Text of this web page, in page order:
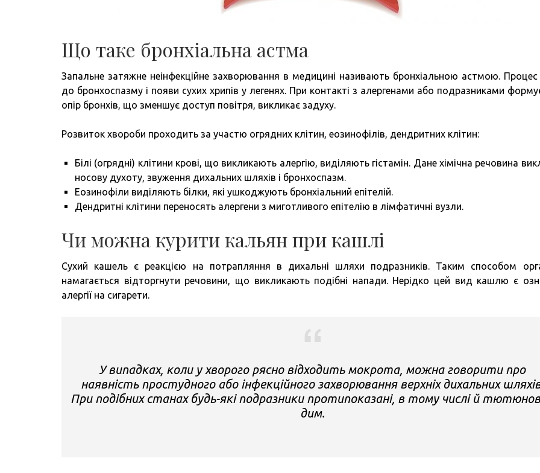
Що таке бронхіальна астма
Запальне затяжне неінфекційне захворювання в медицині називають бронхіальною астмою.
до бронхоспазму і появи сухих хрипів у легенях. При контакті з алергенами або подразниками
опір бронхів, що зменшує доступ повітря, викликає задуху.
Розвиток хвороби проходить за участю огрядних клітин, еозинофілів, дендритних клітин:
Білі (огрядні) клітини крові, що викликають алергію, виділяють гістамін. Дане хімічна речовина
носову духоту, звуження дихальних шляхів і бронхоспазм.
Еозинофіли виділяють білки, які ушкоджують бронхіальний епітелій.
Дендритні клітини переносять алергени з миготливого епітелію в лімфатичні вузли.
Чи можна курити кальян при кашлі
Сухий кашель є реакцією на потрапляння в дихальні шляхи подразників. Таким способом
намагається відторгнути речовини, що викликають подібні напади. Нерідко цей вид кашлю є
алергії на сигарети.
У випадках, коли у хворого рясно відходить мокрота, можна говорити про
наявність простудного або інфекційного захворювання верхніх дихальних
При подібних станах будь-які подразники протипоказані, в тому числі й
дим.